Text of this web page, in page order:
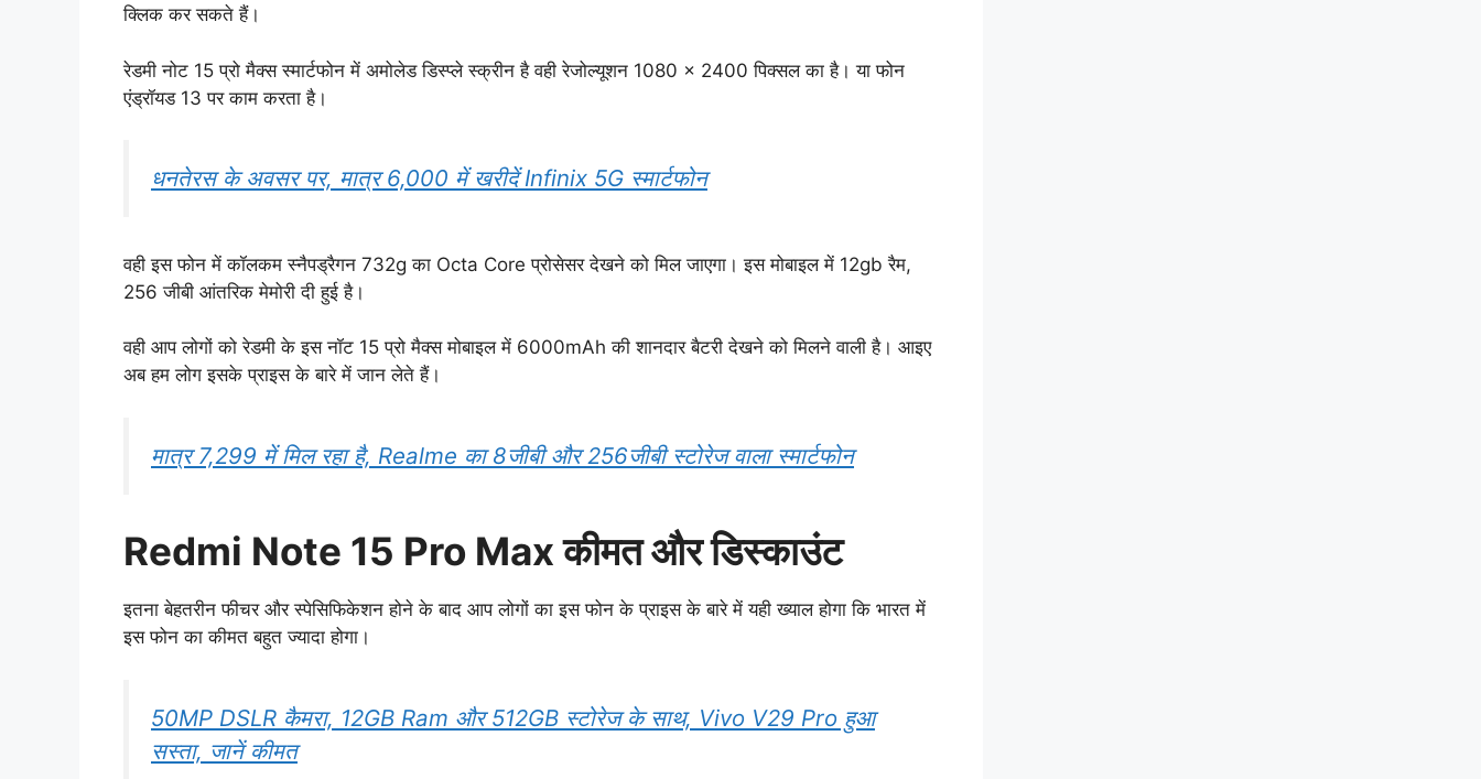
क्लिक कर सकते हैं।
रेडमी नोट 15 प्रो मैक्स स्मार्टफोन में अमोलेड डिस्प्ले स्क्रीन है वही रेजोल्यूशन 1080 × 2400 पिक्सल का है। या फोन
एंड्रॉयड 13 पर काम करता है।
धनतेरस के अवसर पर, मात्र 6,000 में खरीदें Infinix 5G स्मार्टफोन
वही इस फोन में कॉलकम स्नैपड्रैगन 732g का Octa Core प्रोसेसर देखने को मिल जाएगा। इस मोबाइल में 12gb रैम,
256 जीबी आंतरिक मेमोरी दी हुई है।
वही आप लोगों को रेडमी के इस नॉट 15 प्रो मैक्स मोबाइल में 6000mAh की शानदार बैटरी देखने को मिलने वाली है। आइए
अब हम लोग इसके प्राइस के बारे में जान लेते हैं।
मात्र 7,299 में मिल रहा है, Realme का 8जीबी और 256जीबी स्टोरेज वाला स्मार्टफोन
Redmi Note 15 Pro Max कीमत और डिस्काउंट
इतना बेहतरीन फीचर और स्पेसिफिकेशन होने के बाद आप लोगों का इस फोन के प्राइस के बारे में यही ख्याल होगा कि भारत में
इस फोन का कीमत बहुत ज्यादा होगा।
50MP DSLR कैमरा, 12GB Ram और 512GB स्टोरेज के साथ, Vivo V29 Pro हुआ
सस्ता, जानें कीमत